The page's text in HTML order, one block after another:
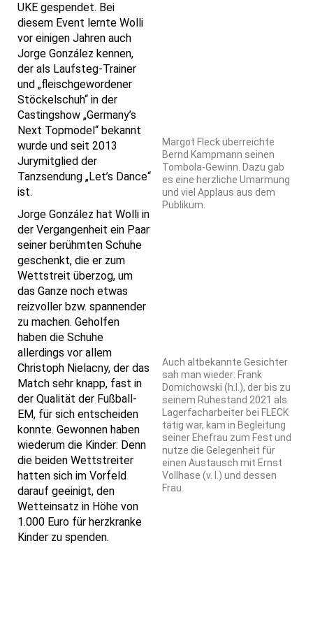
UKE gespendet. Bei
diesem Event lernte Wolli
vor einigen Jahren auch
Jorge González kennen,
der als Laufsteg-Trainer
und „fleischgewordener
Stöckelschuh“ in der
Castingshow „Germany’s
Next Topmodel“ bekannt
wurde und seit 2013
Jurymitglied der
Tanzsendung „Let’s Dance“
ist.
Jorge González hat Wolli in
der Vergangenheit ein Paar
seiner berühmten Schuhe
geschenkt, die er zum
Wettstreit überzog, um
das Ganze noch etwas
reizvoller bzw. spannender
zu machen. Geholfen
haben die Schuhe
allerdings vor allem
Christoph Nielacny, der das
Match sehr knapp, fast in
der Qualität der Fußball-
EM, für sich entscheiden
konnte. Gewonnen haben
wiederum die Kinder: Denn
die beiden Wettstreiter
hatten sich im Vorfeld
darauf geeinigt, den
Wetteinsatz in Höhe von
1.000 Euro für herzkranke
Kinder zu spenden.
Margot Fleck überreichte
Bernd Kampmann seinen
Tombola-Gewinn. Dazu gab
es eine herzliche Umarmung
und viel Applaus aus dem
Publikum.
Auch altbekannte Gesichter
sah man wieder: Frank
Domichowski (h.l.), der bis zu
seinem Ruhestand 2021 als
Lagerfacharbeiter bei FLECK
tätig war, kam in Begleitung
seiner Ehefrau zum Fest und
nutze die Gelegenheit für
einen Austausch mit Ernst
Vollhase (v. l.) und dessen
Frau.